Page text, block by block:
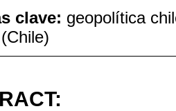
clave: geopolítica